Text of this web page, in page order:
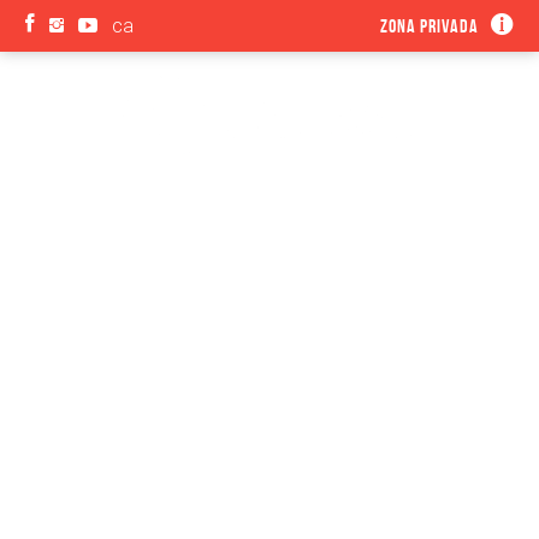
ca Zona privada